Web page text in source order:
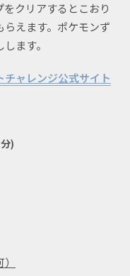
クリアするとこおり
えます。ポケモンず
ます。
ャレンジ公式サイト
)